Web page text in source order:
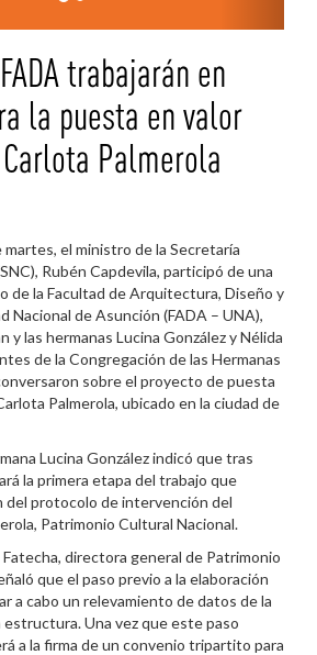
trabajarán en
la puesta en valor
Palmerola
martes, el ministro de la Secretaría
Rubén Capdevila, participó de una
de la Facultad de Arquitectura, Diseño y
Nacional de Asunción (FADA – UNA),
y las hermanas Lucina González y Nélida
de la Congregación de las Hermanas
sobre el proyecto de puesta
Palmerola, ubicado en la ciudad de
Lucina González indicó que tras
la primera etapa del trabajo que
del protocolo de intervención del
Patrimonio Cultural Nacional.
directora general de Patrimonio
que el paso previo a la elaboración
a cabo un relevamiento de datos dela
Una vez que este paso
a la firma de un convenio tripartito para